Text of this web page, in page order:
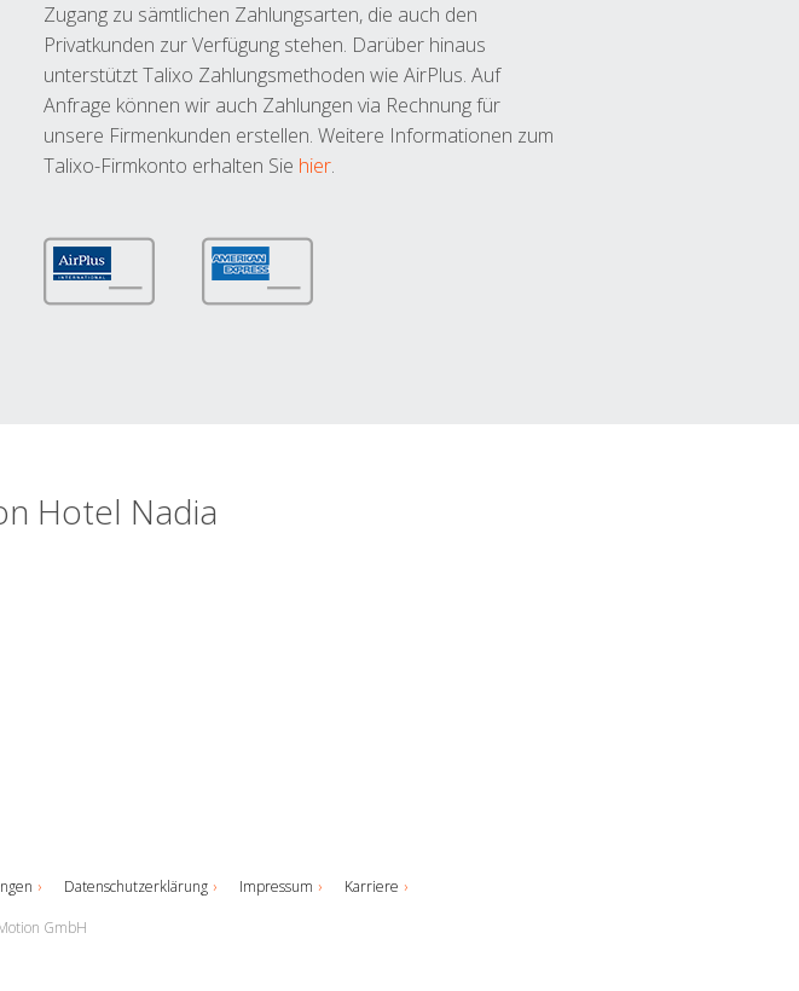
Zugang zu sämtlichen Zahlungsarten, die auch den
Privatkunden zur Verfügung stehen. Darüber hinaus
unterstützt Talixo Zahlungsmethoden wie AirPlus. Auf
Anfrage können wir auch Zahlungen via Rechnung für
unsere Firmenkunden erstellen. Weitere Informationen zum
Talixo-Firmkonto erhalten Sie hier.
Hotel Nadia
Datenschutzerklärung Impressum
Karriere
GmbH